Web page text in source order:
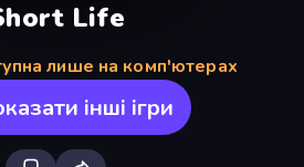
Life
лише на комп'ютерах
інші ігри